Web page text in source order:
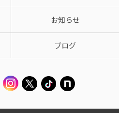
お知らせ
ブログ